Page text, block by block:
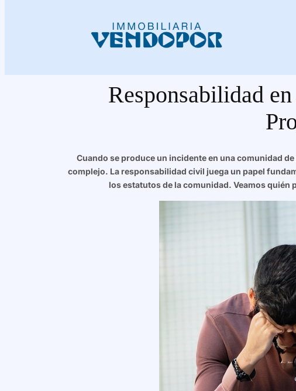
Responsabilidad
Cuando se produce un incidente en una comunidad
complejo. La responsabilidad civil juega un papel
los estatutos de la comunidad. Veamos quién